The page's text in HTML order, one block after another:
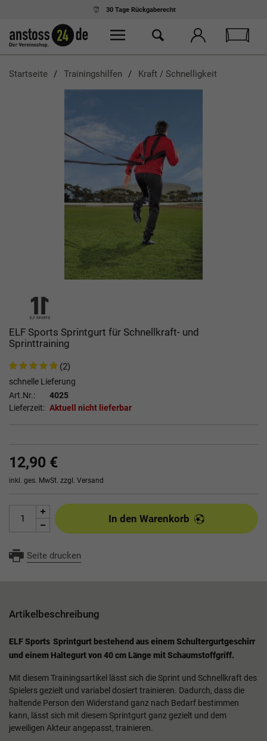
30 Tage Rückgaberecht
Startseite Trainingshilfen Kraft / Schnelligkeit
ELF Sports Sprintgurt für Schnellkraft- und
Sprinttraining
(2)
schnelle Lieferung
Art.Nr.:
4025
Lieferzeit: Aktuell nicht lieferbar
12,90 €
inkl. ges. MwSt. zzgl. Versand
In den Warenkorb
Seite drucken
Artikelbeschreibung
ELF Sports Sprintgurt bestehend aus einem Schultergurtgeschirr
und einem Haltegurt von 40 cm Länge mit Schaumstoffgriff.
Mit diesem Trainingsartikel lässt sich die Sprint und Schnellkraft des
Spielers gezielt und variabel dosiert trainieren. Dadurch, dass die
haltende Person den Widerstand ganz nach Bedarf bestimmen
kann, lässt sich mit diesem Sprintgurt ganz gezielt und dem
jeweiligen Akteur angepasst, trainieren.